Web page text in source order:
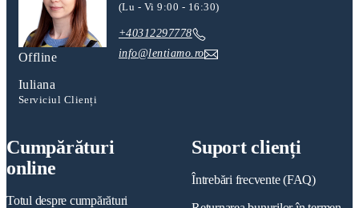
Offline
Iuliana
Serviciul Clienți
(Lu - Vi 9:00 - 16:30)
+40312297778
info@lentiamo.ro
Cumpărături
online
Totul despre cumpărături
Suport clienți
Întrebări frecvente (FAQ)